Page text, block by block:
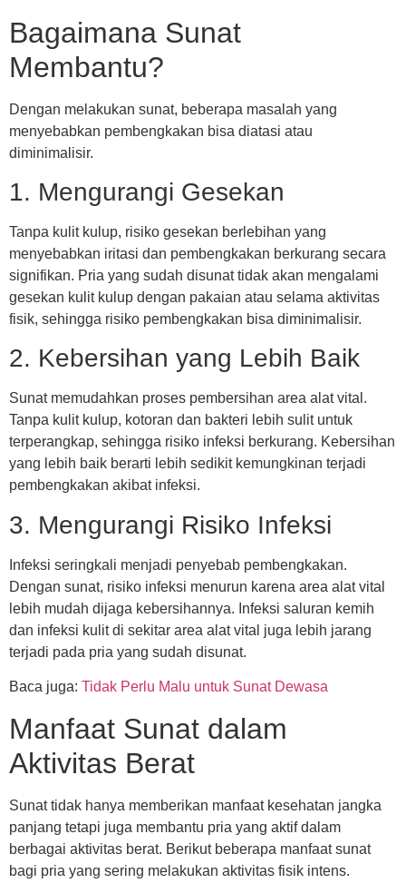
Bagaimana Sunat
Membantu?
Dengan melakukan sunat, beberapa masalah yang
menyebabkan pembengkakan bisa diatasi atau
diminimalisir.
1. Mengurangi Gesekan
Tanpa kulit kulup, risiko gesekan berlebihan yang
menyebabkan iritasi dan pembengkakan berkurang secara
signifikan. Pria yang sudah disunat tidak akan mengalami
gesekan kulit kulup dengan pakaian atau selama aktivitas
fisik, sehingga risiko pembengkakan bisa diminimalisir.
2. Kebersihan yang Lebih Baik
Sunat memudahkan proses pembersihan area alat vital.
Tanpa kulit kulup, kotoran dan bakteri lebih sulit untuk
terperangkap, sehingga risiko infeksi berkurang. Kebersihan
yang lebih baik berarti lebih sedikit kemungkinan terjadi
pembengkakan akibat infeksi.
3. Mengurangi Risiko Infeksi
Infeksi seringkali menjadi penyebab pembengkakan.
Dengan sunat, risiko infeksi menurun karena area alat vital
lebih mudah dijaga kebersihannya. Infeksi saluran kemih
dan infeksi kulit di sekitar area alat vital juga lebih jarang
terjadi pada pria yang sudah disunat.
Baca juga: Tidak Perlu Malu untuk Sunat Dewasa
Manfaat Sunat dalam
Aktivitas Berat
Sunat tidak hanya memberikan manfaat kesehatan jangka
panjang tetapi juga membantu pria yang aktif dalam
berbagai aktivitas berat. Berikut beberapa manfaat sunat
bagi pria yang sering melakukan aktivitas fisik intens.